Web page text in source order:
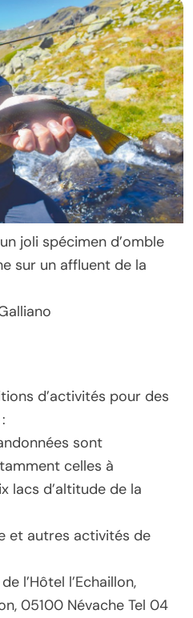
joli spécimen d’omble
sur un affluent de la
d’activités pour des
sont
celles à
lacs d’altitude de la
et autres activités de
l’Hôtel l’Echaillon,
05100 Névache Tel 04